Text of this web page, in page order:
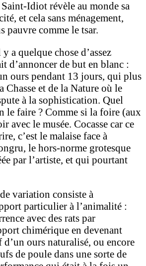
Idiot révèle au monde sa
et cela sans ménagement,
pauvre comme le tsar.
a quelque chose d’assez
d’annoncer de but en blanc :
ours pendant 13 jours, qui plus
Chasse et de la Nature où le
à la sophistication. Quel
le faire ? Comme si la foire (aux
avec le musée. Cocasse car ce
c’est le malaise face à
le hors-norme grotesque
par l’artiste, et qui pourtant
variation consiste à
particulier à l’animalité :
avec des rats par
chimérique en devenant
ours naturalisé, ou encore
de poule dans une sorte de